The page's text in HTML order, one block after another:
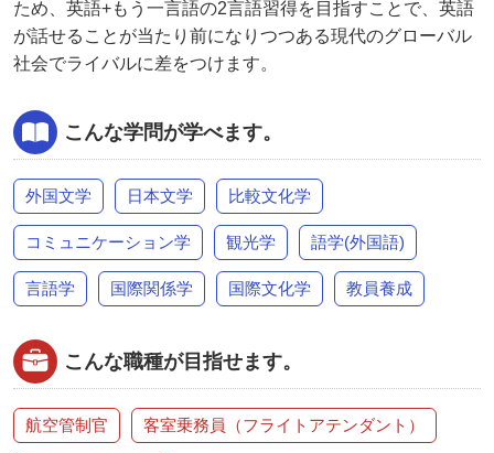
ため、英語+もう一言語の2言語習得を目指すことで、英語
が話せることが当たり前になりつつある現代のグローバル
社会でライバルに差をつけます。
こんな学問が学べます。
外国文学 日本文学 比較文化学
コミュニケーション学 観光学 語学(外国語)
言語学 国際関係学 国際文化学 教員養成
こんな職種が目指せます。
航空管制官 客室乗務員（フライトアテンダント）